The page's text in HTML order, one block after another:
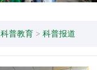
科普教育 > 科普报道